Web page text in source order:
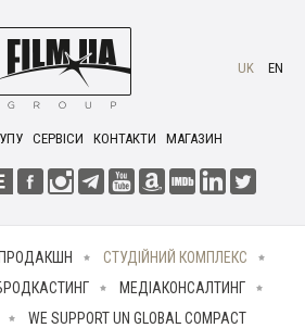
СЕРВІСИ КОНТАКТИ МАГАЗИН
UK EN
СТУДІЙНИЙ КОМПЛЕКС
МЕДІАКОНСАЛТИНГ
WE SUPPORT UN GLOBAL COMPACT